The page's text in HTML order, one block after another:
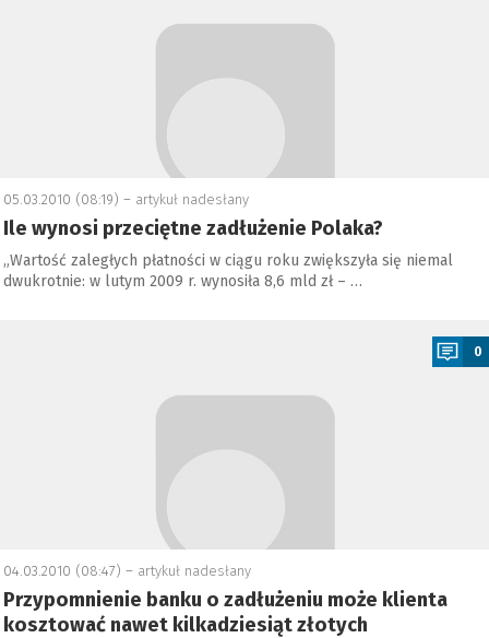
05.03.2010 (08:19) – artykuł nadesłany
Ile wynosi przeciętne zadłużenie Polaka?
„Wartość zaległych płatności w ciągu roku zwiększyła się niemal
dwukrotnie: w lutym 2009 r. wynosiła 8,6 mld zł – …
0
04.03.2010 (08:47) – artykuł nadesłany
Przypomnienie banku o zadłużeniu może klienta
kosztować nawet kilkadziesiąt złotych